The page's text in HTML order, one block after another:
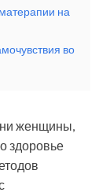
на
во
женщины,
здоровье